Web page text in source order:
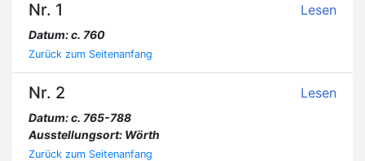
Nr. 1 Lesen
Datum: c. 760
Zurück zum Seitenanfang
Nr. 2 Lesen
Datum: c. 765-788
Ausstellungsort: Wörth
Zurück zum Seitenanfang